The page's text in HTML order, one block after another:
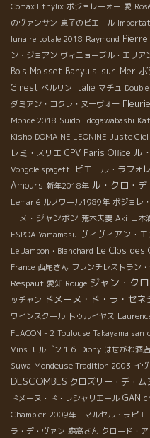
Comax Ethylix ボジョレーォー 愛
のヴァンサン 息子のピエール
lunaire totale 2018 Raymond
ン・ジョアン ヴィニョーブル・エリア
Bois Moisset Banyuls-sur-Mer
Ginest ベルリン Italie マチュ
ダミアン・コクレ・ヌーヴォー Fleurie
Monde 2018 Suido Edogawabashi
Kisho DOMAINE LEONINE Juste Ciel
レミ・スリエ CPV Paris Office ル
Vongole spagetti ピエール・ラフォレ
Amours 新年2018年 ル・クロ・デ
Lemarié ルノワール1989年 ボジョレ・
ーヌ・ジャンボン 荒木夫妻 Aki 日
ESPOA Yamamasu ヴィヴィアン・
Le Jambon・Blanchard Le Clos des
France 西尾さん フレンチレストラン
Respaut 愛知 Rouge ジャン・ク
ッチャン ドメーヌ・ド・ラ・セネ
ワインスクール トゥルイヤス
FLACON - 2 Toulouse Takayama san
Vins モルゴン１６ Diony はせがわ酒店
Suwa Mondeuse Tradition 2003 イ
DESCOMBES クロズリー・デ・ム
ドメーヌ・ド・レシャリエール GAN
Champier 2009年 マルセル・ラピエ
ラ・デ・ヴァン 森高さん クロード・